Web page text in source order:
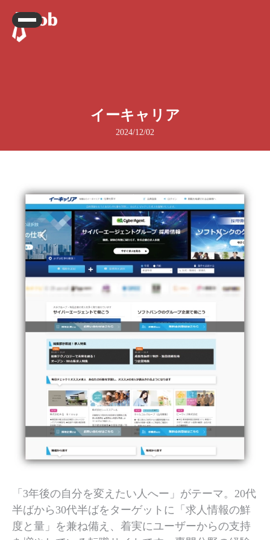
イーキャリア
2024/12/02
「3年後の自分を変えたい人へー」がテーマ。20代
半ばから30代半ばをターゲットに「求人情報の鮮
度と量」を兼ね備え、着実にユーザーからの支持